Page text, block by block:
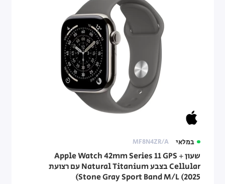
במלאי MF8N4ZR/A
שעון Apple Watch 42mm Series 11 GPS +
Cellular בצבע Natural Titanium עם רצועת
Stone Gray Sport Band M/L (2025)